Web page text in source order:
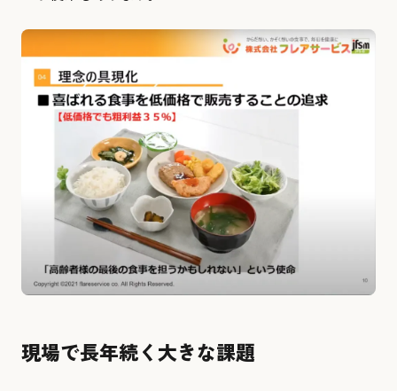
現場で長年続く大きな課題